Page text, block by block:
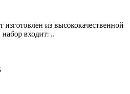
из высококачественной
входит: ..